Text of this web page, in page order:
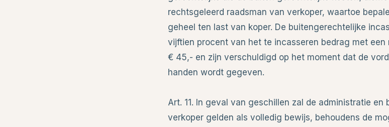
rechtsgeleerd raadsman van verkoper, waartoe
geheel ten last van koper. De buitengerechtelijke
vijftien procent van het te incasseren bedrag met een
€ 45,- en zijn verschuldigd op het moment dat de
handen wordt gegeven.
Art. 11. In geval van geschillen zal de administratie en
verkoper gelden als volledig bewijs, behoudens de